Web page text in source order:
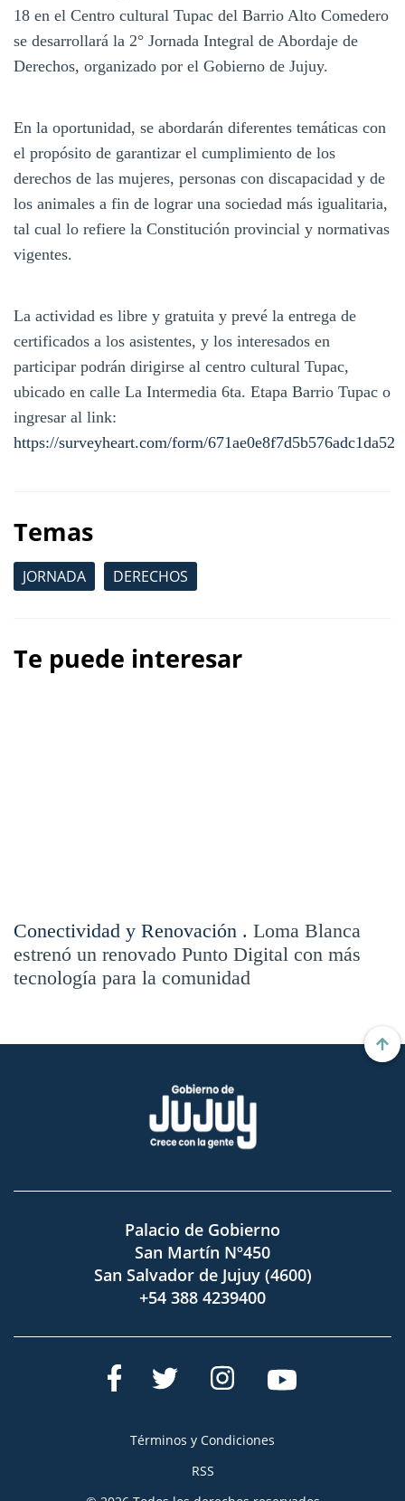
18 en el Centro cultural Tupac del Barrio Alto Comedero
se desarrollará la 2° Jornada Integral de Abordaje de
Derechos, organizado por el Gobierno de Jujuy.
En la oportunidad, se abordarán diferentes temáticas con
el propósito de garantizar el cumplimiento de los
derechos de las mujeres, personas con discapacidad y de
los animales a fin de lograr una sociedad más igualitaria,
tal cual lo refiere la Constitución provincial y normativas
vigentes.
La actividad es libre y gratuita y prevé la entrega de
certificados a los asistentes, y los interesados en
participar podrán dirigirse al centro cultural Tupac,
ubicado en calle La Intermedia 6ta. Etapa Barrio Tupac o
ingresar al link:
https://surveyheart.com/form/671ae0e8f7d5b576adc1da52
Temas
JORNADA DERECHOS
Te puede interesar
Conectividad y Renovación . Loma Blanca
estrenó un renovado Punto Digital con más
tecnología para la comunidad
Palacio de Gobierno
San Martín Nº450
San Salvador de Jujuy (4600)
+54 388 4239400
Términos y Condiciones
RSS